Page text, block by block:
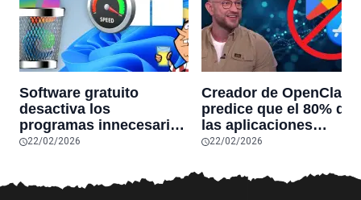
Software gratuito
desactiva los
programas innecesarios
de Windows 11 y
reduciendo el uso de la
RAM y mucho más
22/02/2026
Creador de OpenClaw
predice que el 80% de
las aplicaciones
actuales
sobrevivirán las
22/02/2026